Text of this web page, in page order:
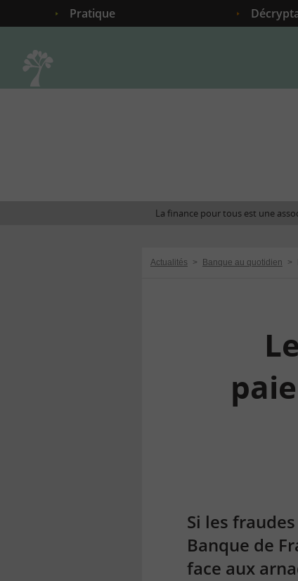
Pratique
La finance pour tous est une
Actualités > Banque au quotidien >
Si les
Banque de
face aux